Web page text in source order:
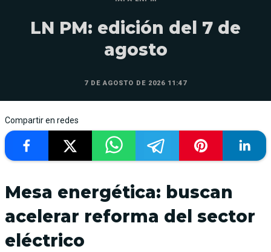
LN PM: edición del 7 de
agosto
7 DE AGOSTO DE 2026 11:47
Compartir en redes
Mesa energética: buscan
acelerar reforma del sector
eléctrico